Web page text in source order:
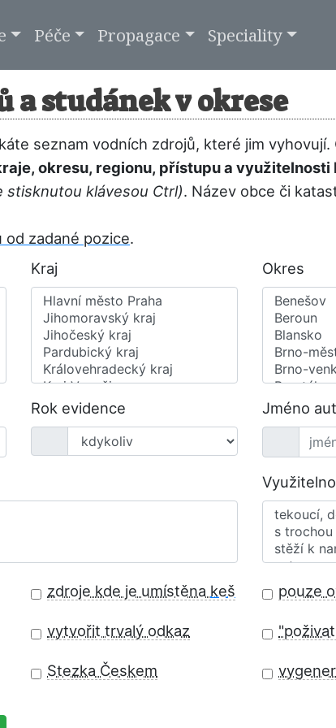
Péče Propagace Speciality
a studánek v okrese
seznam vodních zdrojů, které jim
okresu, regionu, přístupu a
stisknutou klávesou Ctrl). Název obce či
od zadané pozice.
Kraj Okres
Rok evidence Jméno
zdroje kde je umístěna keš pouze
vytvořit trvalý odkaz
Stezka Českem